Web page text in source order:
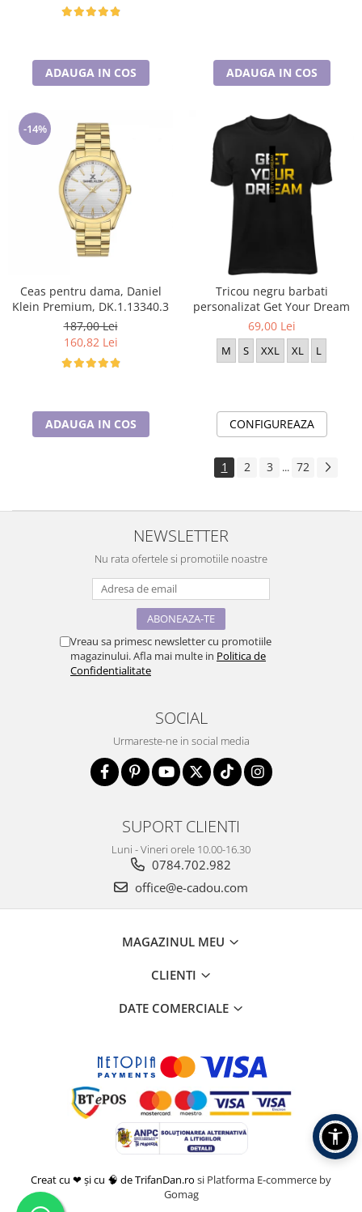
ADAUGA IN COS ADAUGA IN COS
-14%
Ceas pentru dama, Daniel
Klein Premium, DK.1.13340.3
187,00 Lei
160,82 Lei
ADAUGA IN COS
Tricou negru barbati
personalizat Get Your Dream
69,00 Lei
M S XXL XL L
CONFIGUREAZA
1 2 3 ... 72
NEWSLETTER
Nu rata ofertele si promotiile noastre
Vreau sa primesc newsletter cu promotiile
magazinului. Afla mai multe in Politica de
Confidentialitate
SOCIAL
Urmareste-ne in social media
SUPORT CLIENTI
Luni - Vineri orele 10.00-16.30
0784.702.982
office@e-cadou.com
MAGAZINUL MEU
CLIENTI
DATE COMERCIALE
Creat cu ❤ și cu 🧠 de TrifanDan.ro si Platforma E-commerce by
Gomag